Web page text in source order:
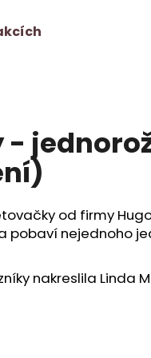
-
od firmy
pobaví nejednoho
nakreslila Linda